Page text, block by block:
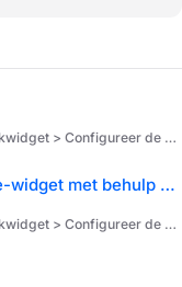
de kennisbankwidget
Het aanpassen van de Knowledge Base-widget met behulp van aangepaste CSS/JavaScript
de kennisbankwidget